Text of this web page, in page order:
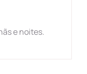
e noites.